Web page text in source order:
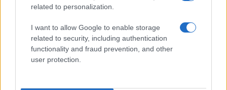
related to personalization.
I want to allow Google to enable storage
related to security, including authentication
functionality and fraud prevention, and other
user protection.
di Mailchimp.
facendo clic sul collegamento nel piè di pagina delle
nostre e-mail.